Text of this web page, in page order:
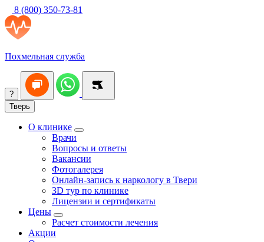
8 (800) 350-73-81
Похмельная служба
?
Тверь
О клинике
Врачи
Вопросы и ответы
Вакансии
Фотогалерея
Онлайн-запись к наркологу в Твери
3D тур по клинике
Лицензии и сертификаты
Цены
Расчет стоимости лечения
Акции